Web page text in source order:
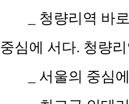
_ 청량리역 바
중심에 서다. 청량
_ 서울의 중심